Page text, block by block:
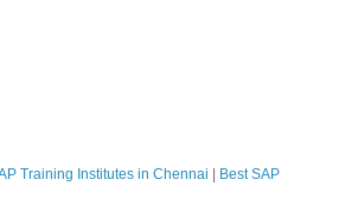
Training Institutes in Chennai
Best SAP